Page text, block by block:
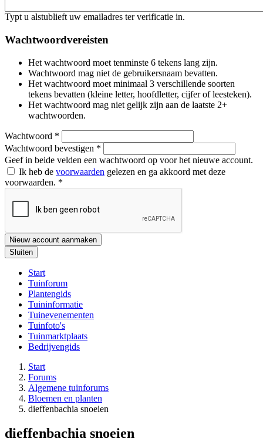
Typt u alstublieft uw emailadres ter verificatie in.
Wachtwoordvereisten
Het wachtwoord moet tenminste 6 tekens lang zijn.
Wachtwoord mag niet de gebruikersnaam bevatten.
Het wachtwoord moet minimaal 3 verschillende soorten
tekens bevatten (kleine letter, hoofdletter, cijfer of leesteken).
Het wachtwoord mag niet gelijk zijn aan de laatste 2+
wachtwoorden.
Wachtwoord *
Wachtwoord bevestigen *
Geef in beide velden een wachtwoord op voor het nieuwe account.
Ik heb de voorwaarden gelezen en ga akkoord met deze
voorwaarden. *
Nieuw account aanmaken
Sluiten
Start
Tuinforum
Plantengids
Tuininformatie
Tuinevenementen
Tuinfoto's
Tuinmarktplaats
Bedrijvengids
Start
Forums
Algemene tuinforums
Bloemen en planten
dieffenbachia snoeien
dieffenbachia snoeien